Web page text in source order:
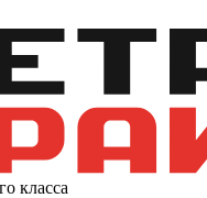
класса